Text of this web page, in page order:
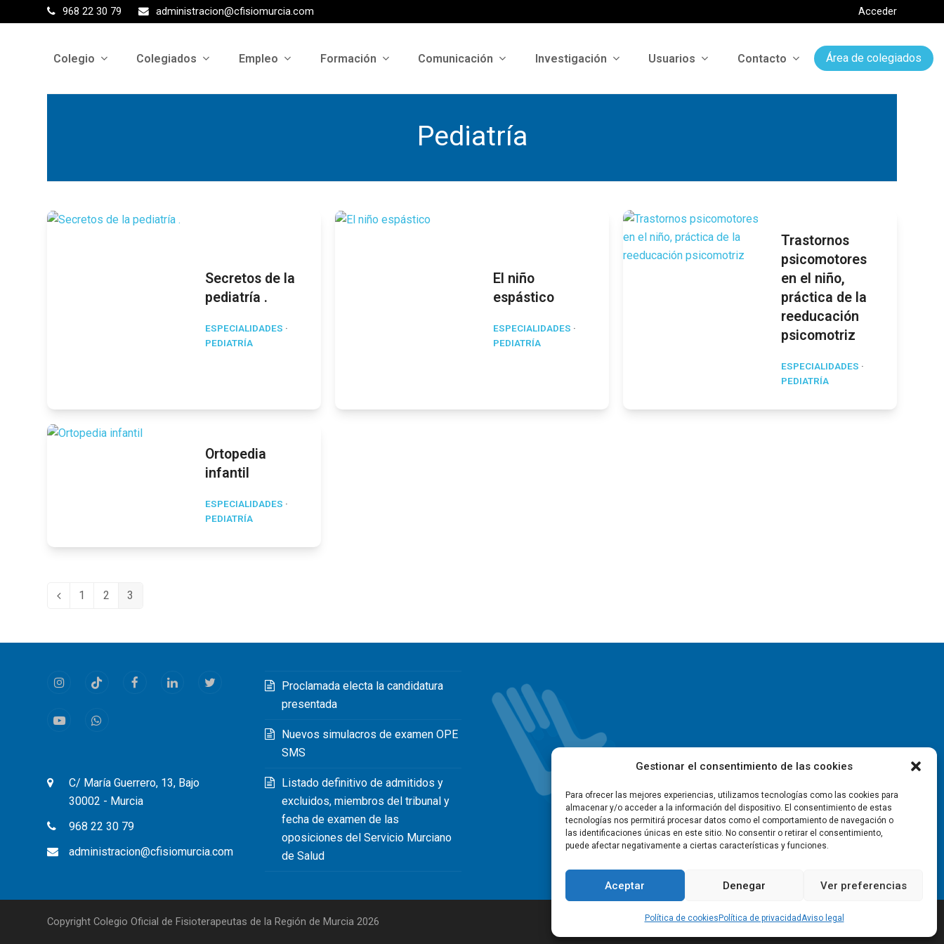
Gestionar el consentimiento de las cookies
Para ofrecer las mejores experiencias, utilizamos tecnologías como las cookies para
almacenar y/o acceder a la información del dispositivo. El consentimiento de estas
tecnologías nos permitirá procesar datos como el comportamiento de navegación o
las identificaciones únicas en este sitio. No consentir o retirar el consentimiento,
puede afectar negativamente a ciertas características y funciones.
Aceptar Denegar Ver preferencias
Política de cookies Política de privacidadAviso legal
968 22 30 79 administracion@cfisiomurcia.com Acceder
Colegio Colegiados Empleo Formación Comunicación Investigación Usuarios Contacto Área de colegiados
Pediatría
Secretos de la
pediatría .
ESPECIALIDADES ·
PEDIATRÍA
El niño
espástico
ESPECIALIDADES ·
PEDIATRÍA
Trastornos
psicomotores
en el niño,
práctica de la
reeducación
psicomotriz
ESPECIALIDADES ·
PEDIATRÍA
Ortopedia
infantil
ESPECIALIDADES ·
PEDIATRÍA
AnteriorPage
1 Page
2 Page
3
InstagramTiktok FacebookLinkedInTwitter
YoutubeWhatsapp
C/ María Guerrero, 13, Bajo
30002 - Murcia
968 22 30 79
administracion@cfisiomurcia.com
Proclamada electa la candidatura
presentada
Nuevos simulacros de examen OPE
SMS
Listado definitivo de admitidos y
excluidos, miembros del tribunal y
fecha de examen de las
oposiciones del Servicio Murciano
de Salud
Copyright Colegio Oficial de Fisioterapeutas de la Región de Murcia 2026 Política de privacidad Política de cookies Aviso legal